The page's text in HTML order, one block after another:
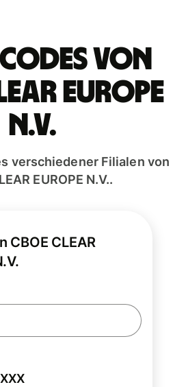
von
EUROPE
N.V.
verschiedener Filialen von
EUROPE N.V..
CBOE CLEAR